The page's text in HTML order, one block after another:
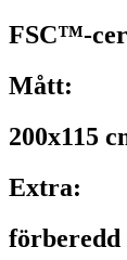
FSC™-
Mått:
200x115
Extra:
förberedd